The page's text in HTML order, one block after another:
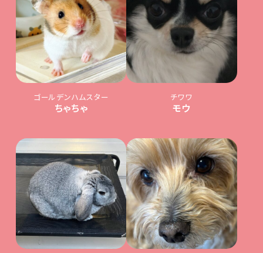
ゴールデンハムスター
ちゃちゃ
チワワ
モウ